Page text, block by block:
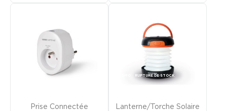
Prise Connectée
RUPTURE DE STOCK
Lanterne/torche Solaire